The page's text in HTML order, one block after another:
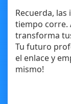
Recuerda,
tiempo corre.
transforma
Tu futuro
el enlace y
mismo!